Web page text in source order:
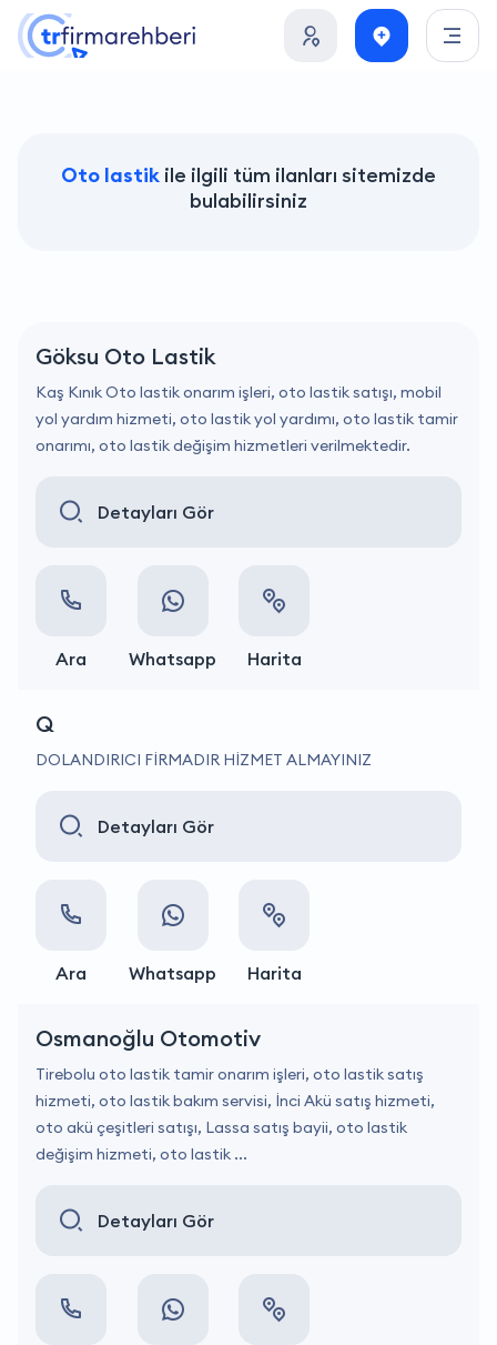
Oto lastik ile ilgili tüm ilanları sitemizde
bulabilirsiniz
Göksu Oto Lastik
Kaş Kınık Oto lastik onarım işleri, oto lastik satışı, mobil
yol yardım hizmeti, oto lastik yol yardımı, oto lastik tamir
onarımı, oto lastik değişim hizmetleri verilmektedir.
Detayları Gör
Ara Whatsapp Harita
Q
DOLANDIRICI FİRMADIR HİZMET ALMAYINIZ
Detayları Gör
Ara Whatsapp Harita
Osmanoğlu Otomotiv
Tirebolu oto lastik tamir onarım işleri, oto lastik satış
hizmeti, oto lastik bakım servisi, İnci Akü satış hizmeti,
oto akü çeşitleri satışı, Lassa satış bayii, oto lastik
değişim hizmeti, oto lastik ...
Detayları Gör